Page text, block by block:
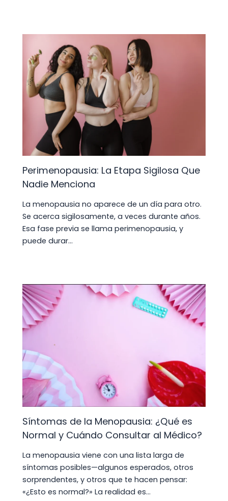
Perimenopausia: La Etapa Sigilosa Que
Nadie Menciona
La menopausia no aparece de un día para otro.
Se acerca sigilosamente, a veces durante años.
Esa fase previa se llama perimenopausia, y
puede durar…
Síntomas de la Menopausia: ¿Qué es
Normal y Cuándo Consultar al Médico?
La menopausia viene con una lista larga de
síntomas posibles—algunos esperados, otros
sorprendentes, y otros que te hacen pensar:
«¿Esto es normal?» La realidad es…